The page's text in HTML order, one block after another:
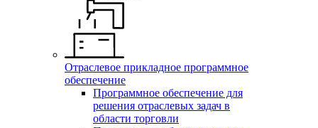
Отраслевое прикладное программное
обеспечение
Программное обеспечение для
решения отраслевых задач в
области торговли